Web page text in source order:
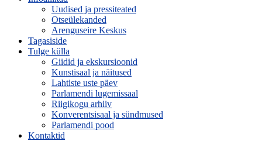
Uudised ja pressiteated
Otseülekanded
Arenguseire Keskus
Tagasiside
Tulge külla
Giidid ja ekskursioonid
Kunstisaal ja näitused
Lahtiste uste päev
Parlamendi lugemissaal
Riigikogu arhiiv
Konverentsisaal ja sündmused
Parlamendi pood
Kontaktid